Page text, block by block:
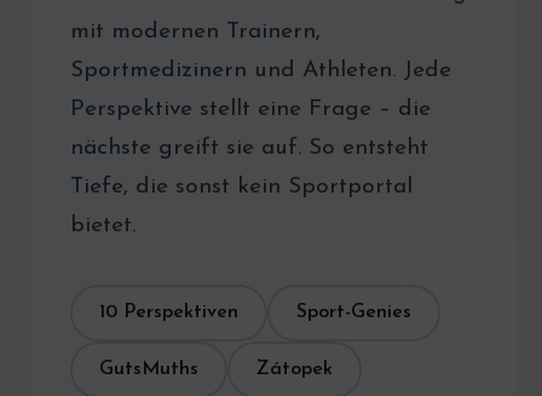
mit modernen Trainern,
Sportmedizinern und Athleten. Jede
Perspektive stellt eine Frage – die
nächste greift sie auf. So entsteht
Tiefe, die sonst kein Sportportal
bietet.
10 Perspektiven Sport-Genies
GutsMuths Zátopek